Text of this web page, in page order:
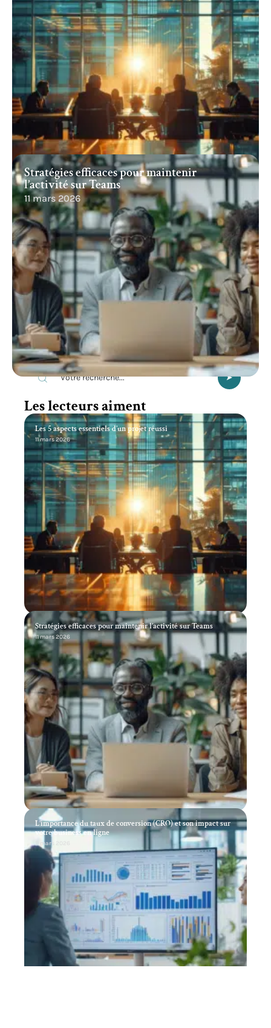
Stratégies efficaces pour maintenir
l’activité sur Teams
11 mars 2026
Recherche
Les lecteurs aiment
Les 5 aspects essentiels d’un projet réussi
11 mars 2026
Stratégies efficaces pour maintenir l’activité sur Teams
11 mars 2026
L’importance du taux de conversion (CRO) et son impact sur
votre business en ligne
11 mars 2026